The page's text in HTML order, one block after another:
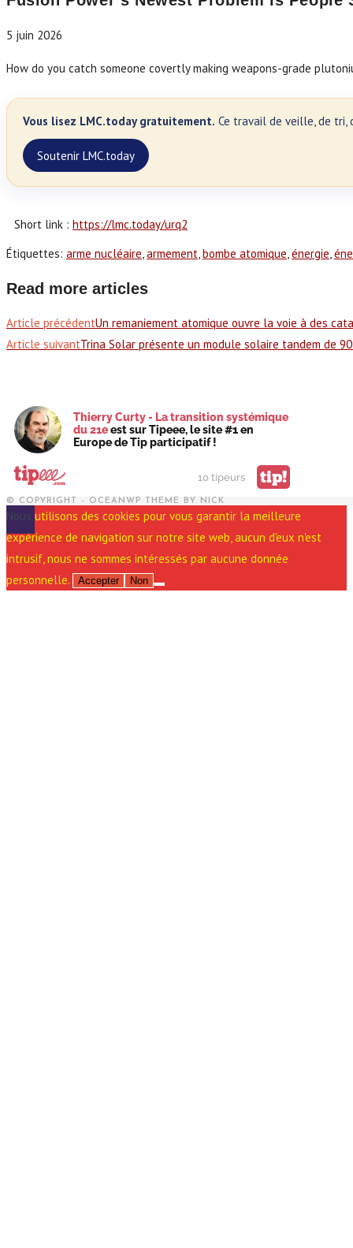
5 juin 2026
How do you catch someone covertly making weapons-grade
Vous lisez LMC.today gratuitement. Ce travail de veille, de tri,
Soutenir LMC.today
Short link : https://lmc.today/urq2
Étiquettes: arme nucléaire, armement, bombe atomique, énergie,
Read more articles
Article précédentUn remaniement atomique ouvre la voie à des
Article suivantTrina Solar présente un module solaire tandem de
Thierry Curty - La transition systémique
du 21eest sur Tipeee, le site #1 en
Europe de Tip participatif !
10 tipeurs tip!
© COPYRIGHT - OCEANWP THEME BY NICK
Nous utilisons des cookies pour vous garantir la meilleure
expérience de navigation sur notre site web, aucun d'eux n'est
intrusif, nous ne sommes intéressés par aucune donnée
personnelle.
Accepter Non